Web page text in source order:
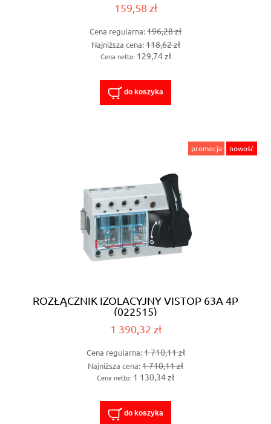
159,58 zł
Cena regularna:196,28 zł
Najniższa cena:118,62 zł
Cena netto: 129,74 zł
do koszyka
ROZŁĄCZNIK IZOLACYJNY VISTOP 63A 4P
(022515)
1 390,32 zł
Cena regularna:1 710,11 zł
Najniższa cena:1 710,11 zł
Cena netto: 1 130,34 zł
do koszyka
promocja nowość